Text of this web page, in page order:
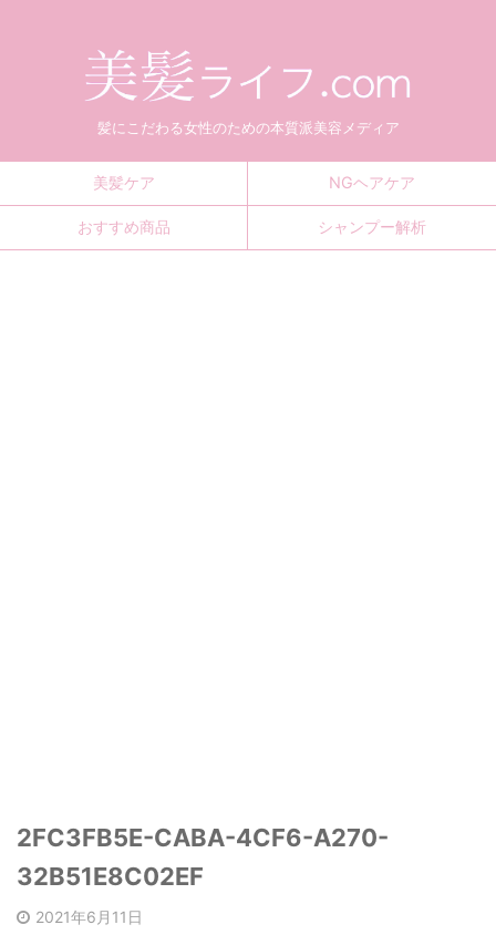
髪にこだわる女性のための本質派美容メディア
美髪ケア NGヘアケア
おすすめ商品 シャンプー解析
2FC3FB5E-CABA-4CF6-A270-
32B51E8C02EF
2021年6月11日